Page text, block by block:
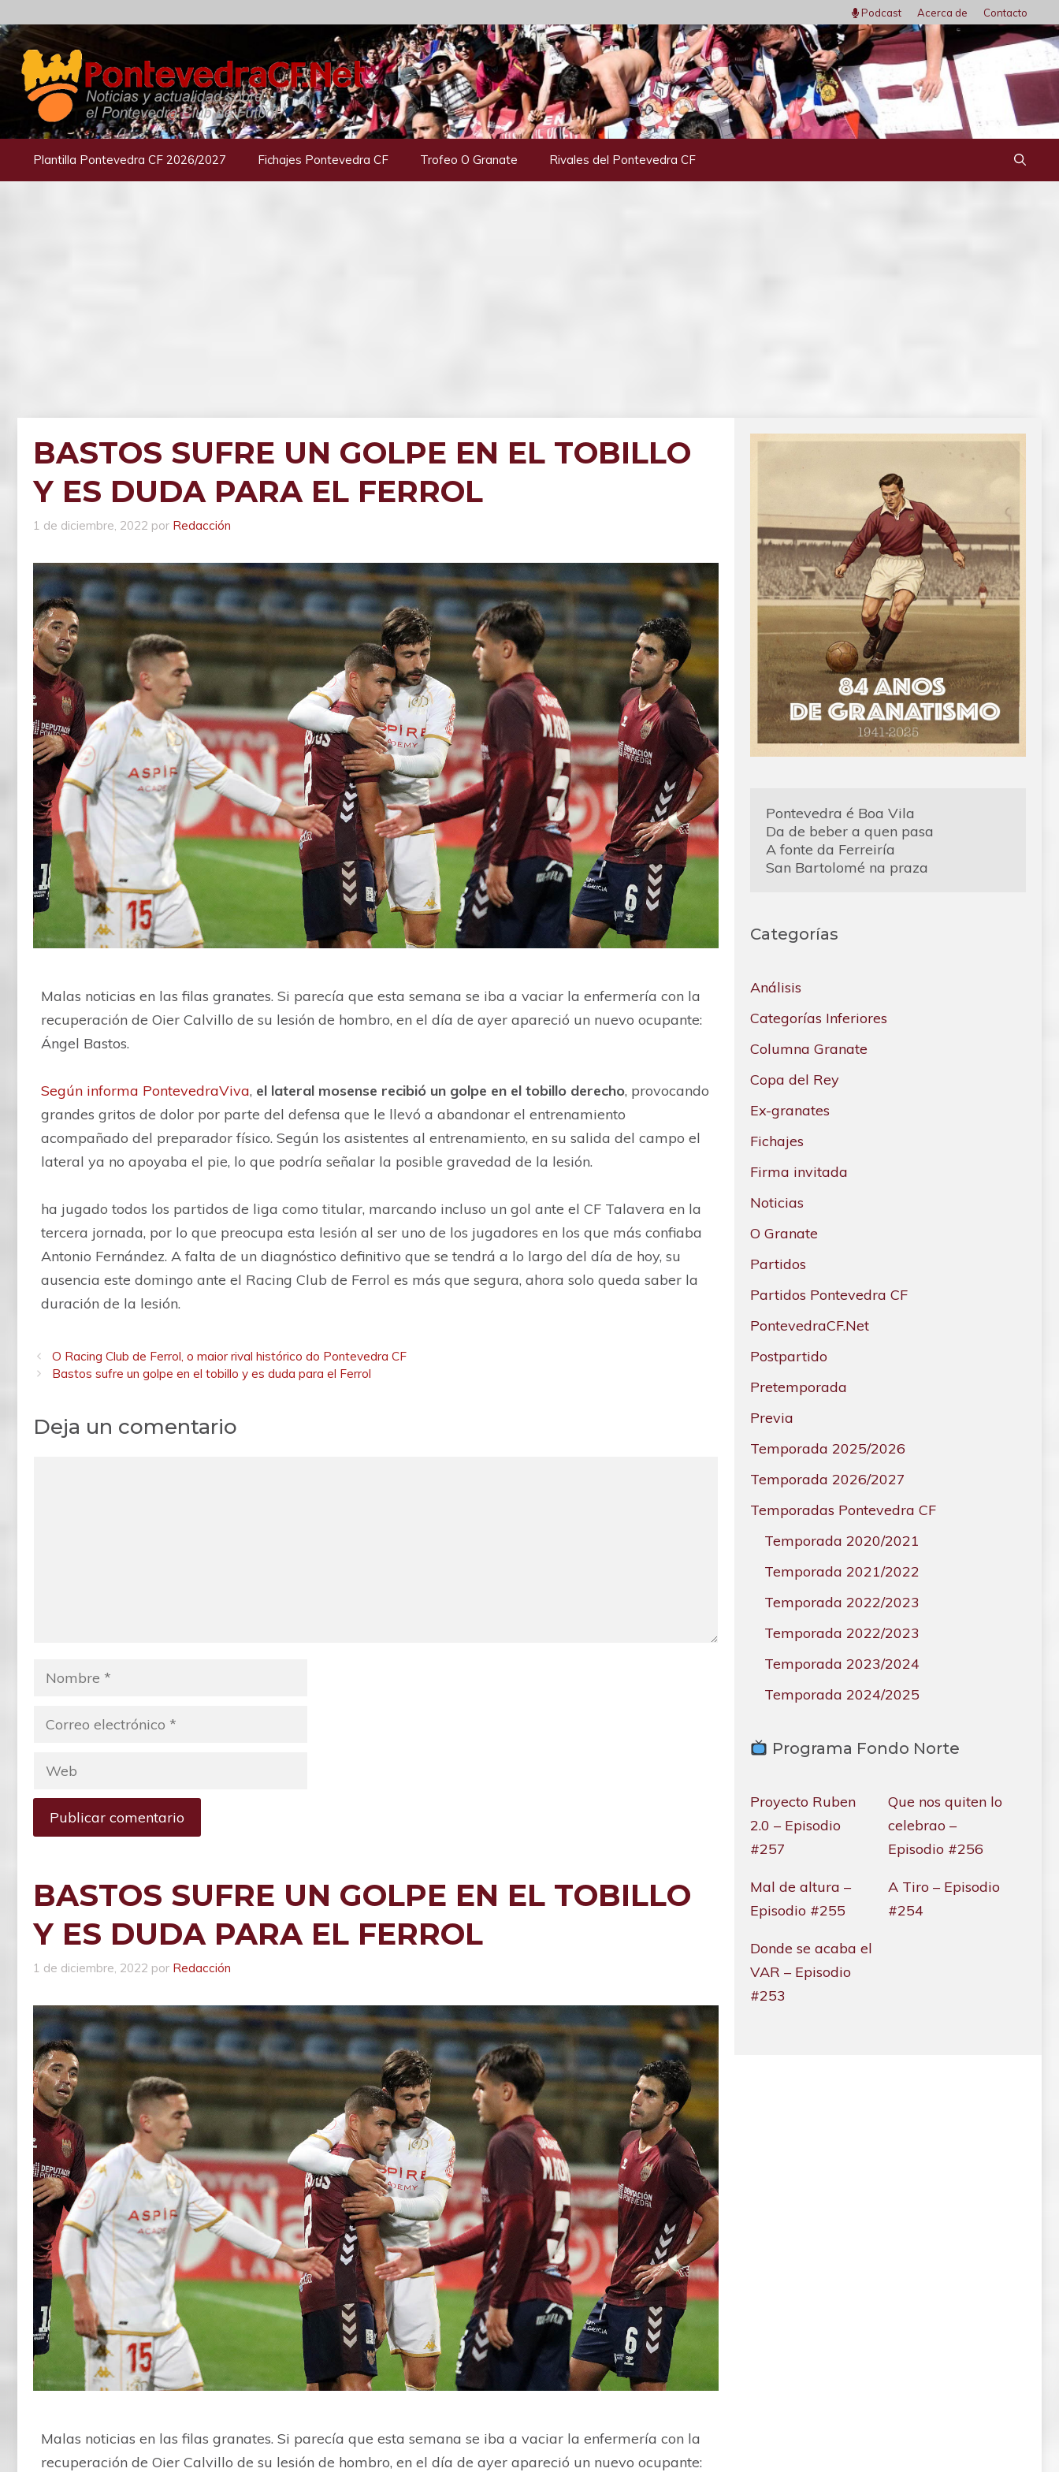
al
contenido
Podcast Acerca de Contacto
Plantilla Pontevedra CF 2026/2027 Fichajes Pontevedra CF Trofeo O Granate Rivales del Pontevedra CF
BASTOS SUFRE UN GOLPE EN EL TOBILLO
Y ES DUDA PARA EL FERROL
1 de diciembre, 2022 por Redacción
Malas noticias en las filas granates. Si parecía que esta semana se iba a vaciar la enfermería con la
recuperación de Oier Calvillo de su lesión de hombro, en el día de ayer apareció un nuevo ocupante:
Ángel Bastos.
Según informa PontevedraViva, el lateral mosense recibió un golpe en el tobillo derecho, provocando
grandes gritos de dolor por parte del defensa que le llevó a abandonar el entrenamiento
acompañado del preparador físico. Según los asistentes al entrenamiento, en su salida del campo el
lateral ya no apoyaba el pie, lo que podría señalar la posible gravedad de la lesión.
ha jugado todos los partidos de liga como titular, marcando incluso un gol ante el CF Talavera en la
tercera jornada, por lo que preocupa esta lesión al ser uno de los jugadores en los que más confiaba
Antonio Fernández. A falta de un diagnóstico definitivo que se tendrá a lo largo del día de hoy, su
ausencia este domingo ante el Racing Club de Ferrol es más que segura, ahora solo queda saber la
duración de la lesión.
O Racing Club de Ferrol, o maior rival histórico do Pontevedra CF
Bastos sufre un golpe en el tobillo y es duda para el Ferrol
Deja un comentario
Nombre
Correo
Web
BASTOS SUFRE UN GOLPE EN EL TOBILLO
Y ES DUDA PARA EL FERROL
1 de diciembre, 2022 por Redacción
Malas noticias en las filas granates. Si parecía que esta semana se iba a vaciar la enfermería con la
recuperación de Oier Calvillo de su lesión de hombro, en el día de ayer apareció un nuevo ocupante:
Pontevedra é Boa Vila
Da de beber a quen pasa
A fonte da Ferreiría
San Bartolomé na praza
Categorías
Análisis
Categorías Inferiores
Columna Granate
Copa del Rey
Ex-granates
Fichajes
Firma invitada
Noticias
O Granate
Partidos
Partidos Pontevedra CF
PontevedraCF.Net
Postpartido
Pretemporada
Previa
Temporada 2025/2026
Temporada 2026/2027
Temporadas Pontevedra CF
Temporada 2020/2021
Temporada 2021/2022
Temporada 2022/2023
Temporada 2022/2023
Temporada 2023/2024
Temporada 2024/2025
Programa Fondo Norte
Proyecto Ruben
2.0 – Episodio
#257
Que nos quiten lo
celebrao –
Episodio #256
Mal de altura –
Episodio #255
A Tiro – Episodio
#254
Donde se acaba el
VAR – Episodio
#253